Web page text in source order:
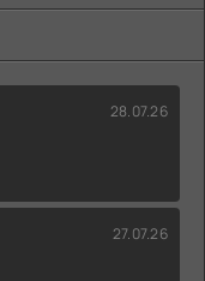
28.07.26
27.07.26